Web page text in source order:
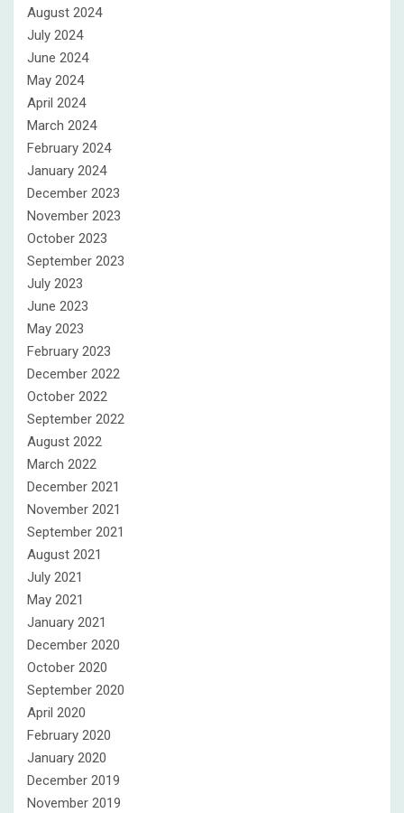
August 2024
July 2024
June 2024
May 2024
April 2024
March 2024
February 2024
January 2024
December 2023
November 2023
October 2023
September 2023
July 2023
June 2023
May 2023
February 2023
December 2022
October 2022
September 2022
August 2022
March 2022
December 2021
November 2021
September 2021
August 2021
July 2021
May 2021
January 2021
December 2020
October 2020
September 2020
April 2020
February 2020
January 2020
December 2019
November 2019